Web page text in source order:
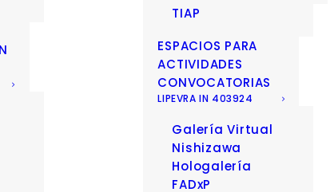
TIAP
ESPACIOS PARA
ACTIVIDADES
CONVOCATORIAS
LIPEVRA IN 403924
Galería Virtual
Nishizawa
Hologalería
FADxP